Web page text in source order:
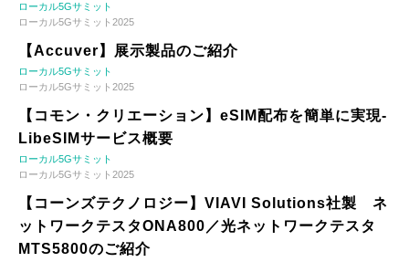
ローカル5Gサミット
ローカル5Gサミット2025
【Accuver】展示製品のご紹介
ローカル5Gサミット
ローカル5Gサミット2025
【コモン・クリエーション】eSIM配布を簡単に実現-
LibeSIMサービス概要
ローカル5Gサミット
ローカル5Gサミット2025
【コーンズテクノロジー】VIAVI Solutions社製 ネ
ットワークテスタONA800／光ネットワークテスタ
MTS5800のご紹介